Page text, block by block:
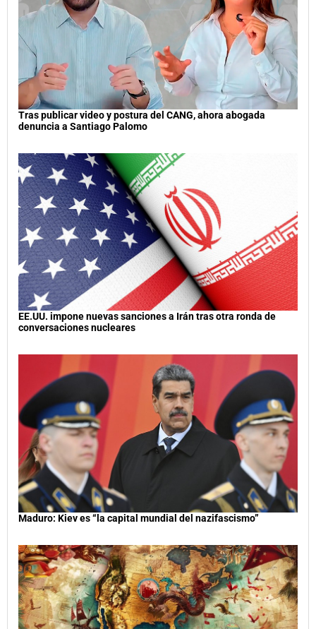
Tras publicar video y postura del CANG, ahora abogada
denuncia a Santiago Palomo
EE.UU. impone nuevas sanciones a Irán tras otra ronda de
conversaciones nucleares
Maduro: Kiev es “la capital mundial del nazifascismo”